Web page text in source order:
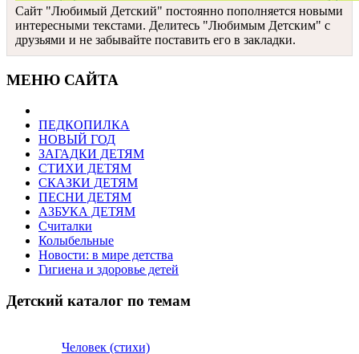
Сайт "Любимый Детский" постоянно пополняется новыми
интересными текстами. Делитесь "Любимым Детским" с
друзьями и не забывайте поставить его в закладки.
МЕНЮ САЙТА
ПЕДКОПИЛКА
НОВЫЙ ГОД
ЗАГАДКИ ДЕТЯМ
СТИХИ ДЕТЯМ
СКАЗКИ ДЕТЯМ
ПЕСНИ ДЕТЯМ
АЗБУКА ДЕТЯМ
Считалки
Колыбельные
Новости: в мире детства
Гигиена и здоровье детей
Детский каталог по темам
Человек (стихи)